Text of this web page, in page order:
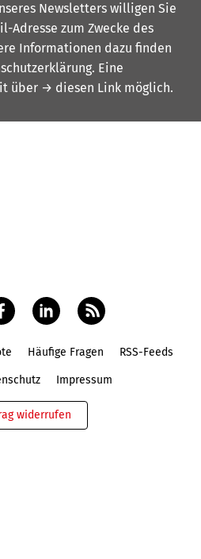
Newsletters willigen Sie
Adresse zum Zwecke des
Informationen dazu finden
. Eine
über → diesen Link möglich.
Häufige Fragen RSS-Feeds
Impressum
widerrufen